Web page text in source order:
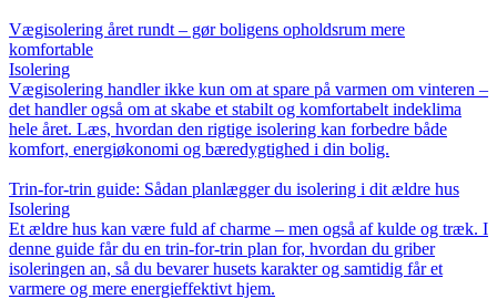
Vægisolering året rundt – gør boligens opholdsrum mere
komfortable
Isolering
Vægisolering handler ikke kun om at spare på varmen om vinteren –
det handler også om at skabe et stabilt og komfortabelt indeklima
hele året. Læs, hvordan den rigtige isolering kan forbedre både
komfort, energiøkonomi og bæredygtighed i din bolig.
Trin-for-trin guide: Sådan planlægger du isolering i dit ældre hus
Isolering
Et ældre hus kan være fuld af charme – men også af kulde og træk. I
denne guide får du en trin-for-trin plan for, hvordan du griber
isoleringen an, så du bevarer husets karakter og samtidig får et
varmere og mere energieffektivt hjem.